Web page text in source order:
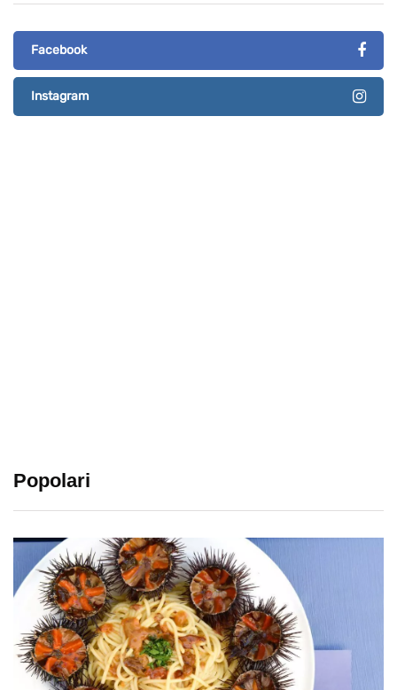
Facebook
Instagram
Popolari